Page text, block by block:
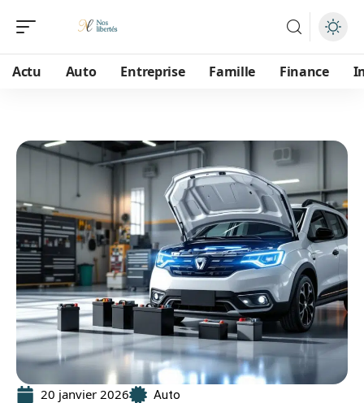
Actu Auto Entreprise Famille Finance
20 janvier 2026 Auto